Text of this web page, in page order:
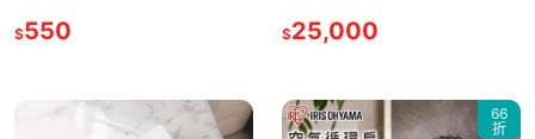
$550 $25,000
66
折